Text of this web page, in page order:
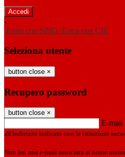
-
Entra con SPID Entra con CIE
Seleziona utente
button close ×
Recupero password
button close ×
E-mail
all'indirizzo indicato con le istruzioni
Non hai una e-mail associata al nome